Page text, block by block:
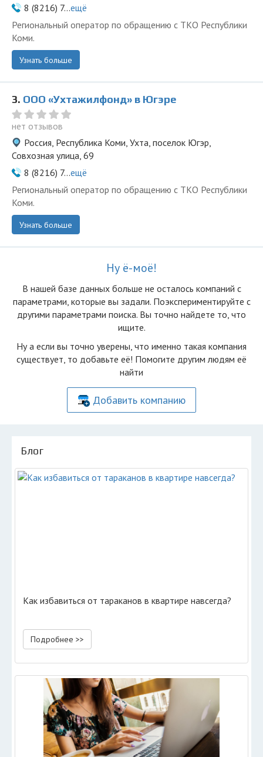
8 (8216) 7...ещё
Региональный оператор по обращению с ТКО Республики
Коми.
Узнать больше
3. ООО «Ухтажилфонд» в Югэре
нет отзывов
Россия, Республика Коми, Ухта, поселок Югэр,
Совхозная улица, 69
8 (8216) 7...ещё
Региональный оператор по обращению с ТКО Республики
Коми.
Узнать больше
Ну ё-моё!
В нашей базе данных больше не осталоcь компаний с
параметрами, которые вы задали. Поэкспериментируйте с
другими параметрами поиска. Вы точно найдете то, что
ищите.
Ну а если вы точно уверены, что именно такая компания
существует, то добавьте её! Помогите другим людям её
найти
Добавить компанию
Блог
Как избавиться от тараканов в квартире навсегда?
Подробнее >>